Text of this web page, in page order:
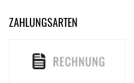
ZAHLUNGSARTEN